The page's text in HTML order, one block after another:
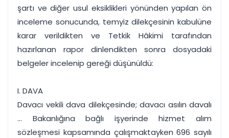
şartı ve diğer usul eksiklikleri yönünden yapılan ön
inceleme sonucunda, temyiz dilekçesinin kabulüne
karar verildikten ve Tetkik Hâkimi tarafından
hazırlanan rapor dinlendikten sonra dosyadaki
belgeler incelenip gereği düşünüldü:
I. DAVA
Davacı vekili dava dilekçesinde; davacı asılın davalı
... Bakanlığına bağlı işyerinde hizmet alım
sözleşmesi kapsamında çalışmaktayken 696 sayılı